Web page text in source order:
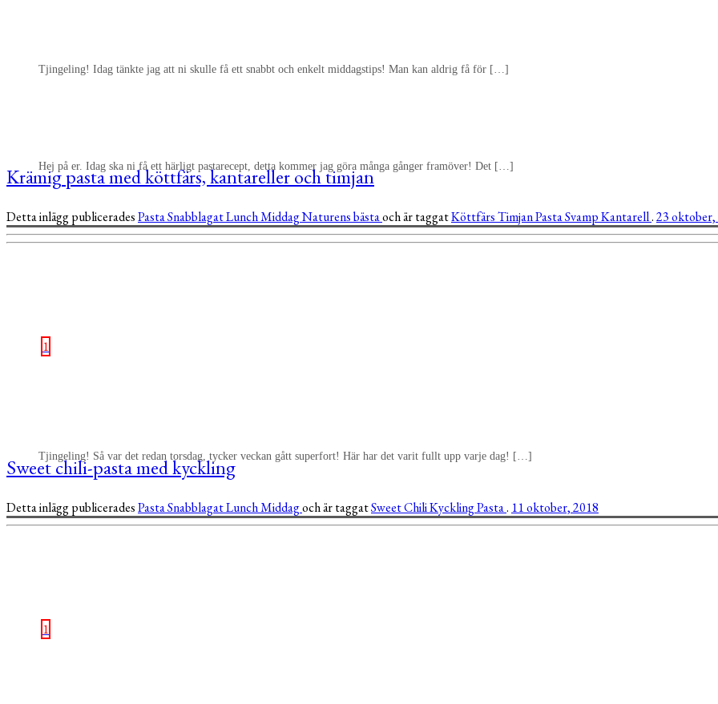
Tjingeling! Idag tänkte jag att ni skulle få ett snabbt och enkelt middagstips! Man kan aldrig få för […]
Hej på er. Idag ska ni få ett härligt pastarecept, detta kommer jag göra många gånger framöver! Det […]
Krämig pasta med köttfärs, kantareller och timjan
Detta inlägg publiceradesPastaSnabblagatLunchMiddagNaturens bästaoch är taggatKöttfärsTimjanPastaSvampKantarell.23 oktober,
1
Tjingeling! Så var det redan torsdag, tycker veckan gått superfort! Här har det varit fullt upp varje dag! […]
Sweet chili-pasta med kyckling
Detta inlägg publiceradesPastaSnabblagatLunchMiddagoch är taggatSweet ChiliKycklingPasta. 11 oktober, 2018
1